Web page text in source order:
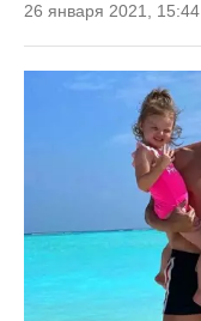
26 января 2021, 15:44